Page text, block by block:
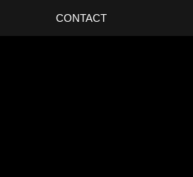
CONTACT